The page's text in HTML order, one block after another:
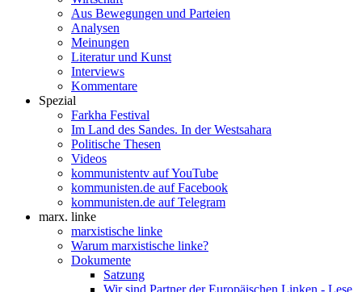
Aus Bewegungen und Parteien
Analysen
Meinungen
Literatur und Kunst
Interviews
Kommentare
Spezial
Farkha Festival
Im Land des Sandes. In der Westsahara
Politische Thesen
Videos
kommunistentv auf YouTube
kommunisten.de auf Facebook
kommunisten.de auf Telegram
marx. linke
marxistische linke
Warum marxistische linke?
Dokumente
Satzung
Wir sind Partner der Europäischen Linken - Lese